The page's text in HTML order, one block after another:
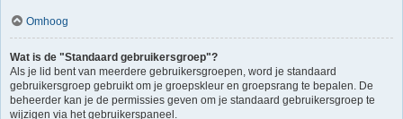
Omhoog
Wat is de "Standaard gebruikersgroep"?
Als je lid bent van meerdere gebruikersgroepen, word je standaard
gebruikersgroep gebruikt om je groepskleur en groepsrang te bepalen. De
beheerder kan je de permissies geven om je standaard gebruikersgroep te
wijzigen via het gebruikerspaneel.